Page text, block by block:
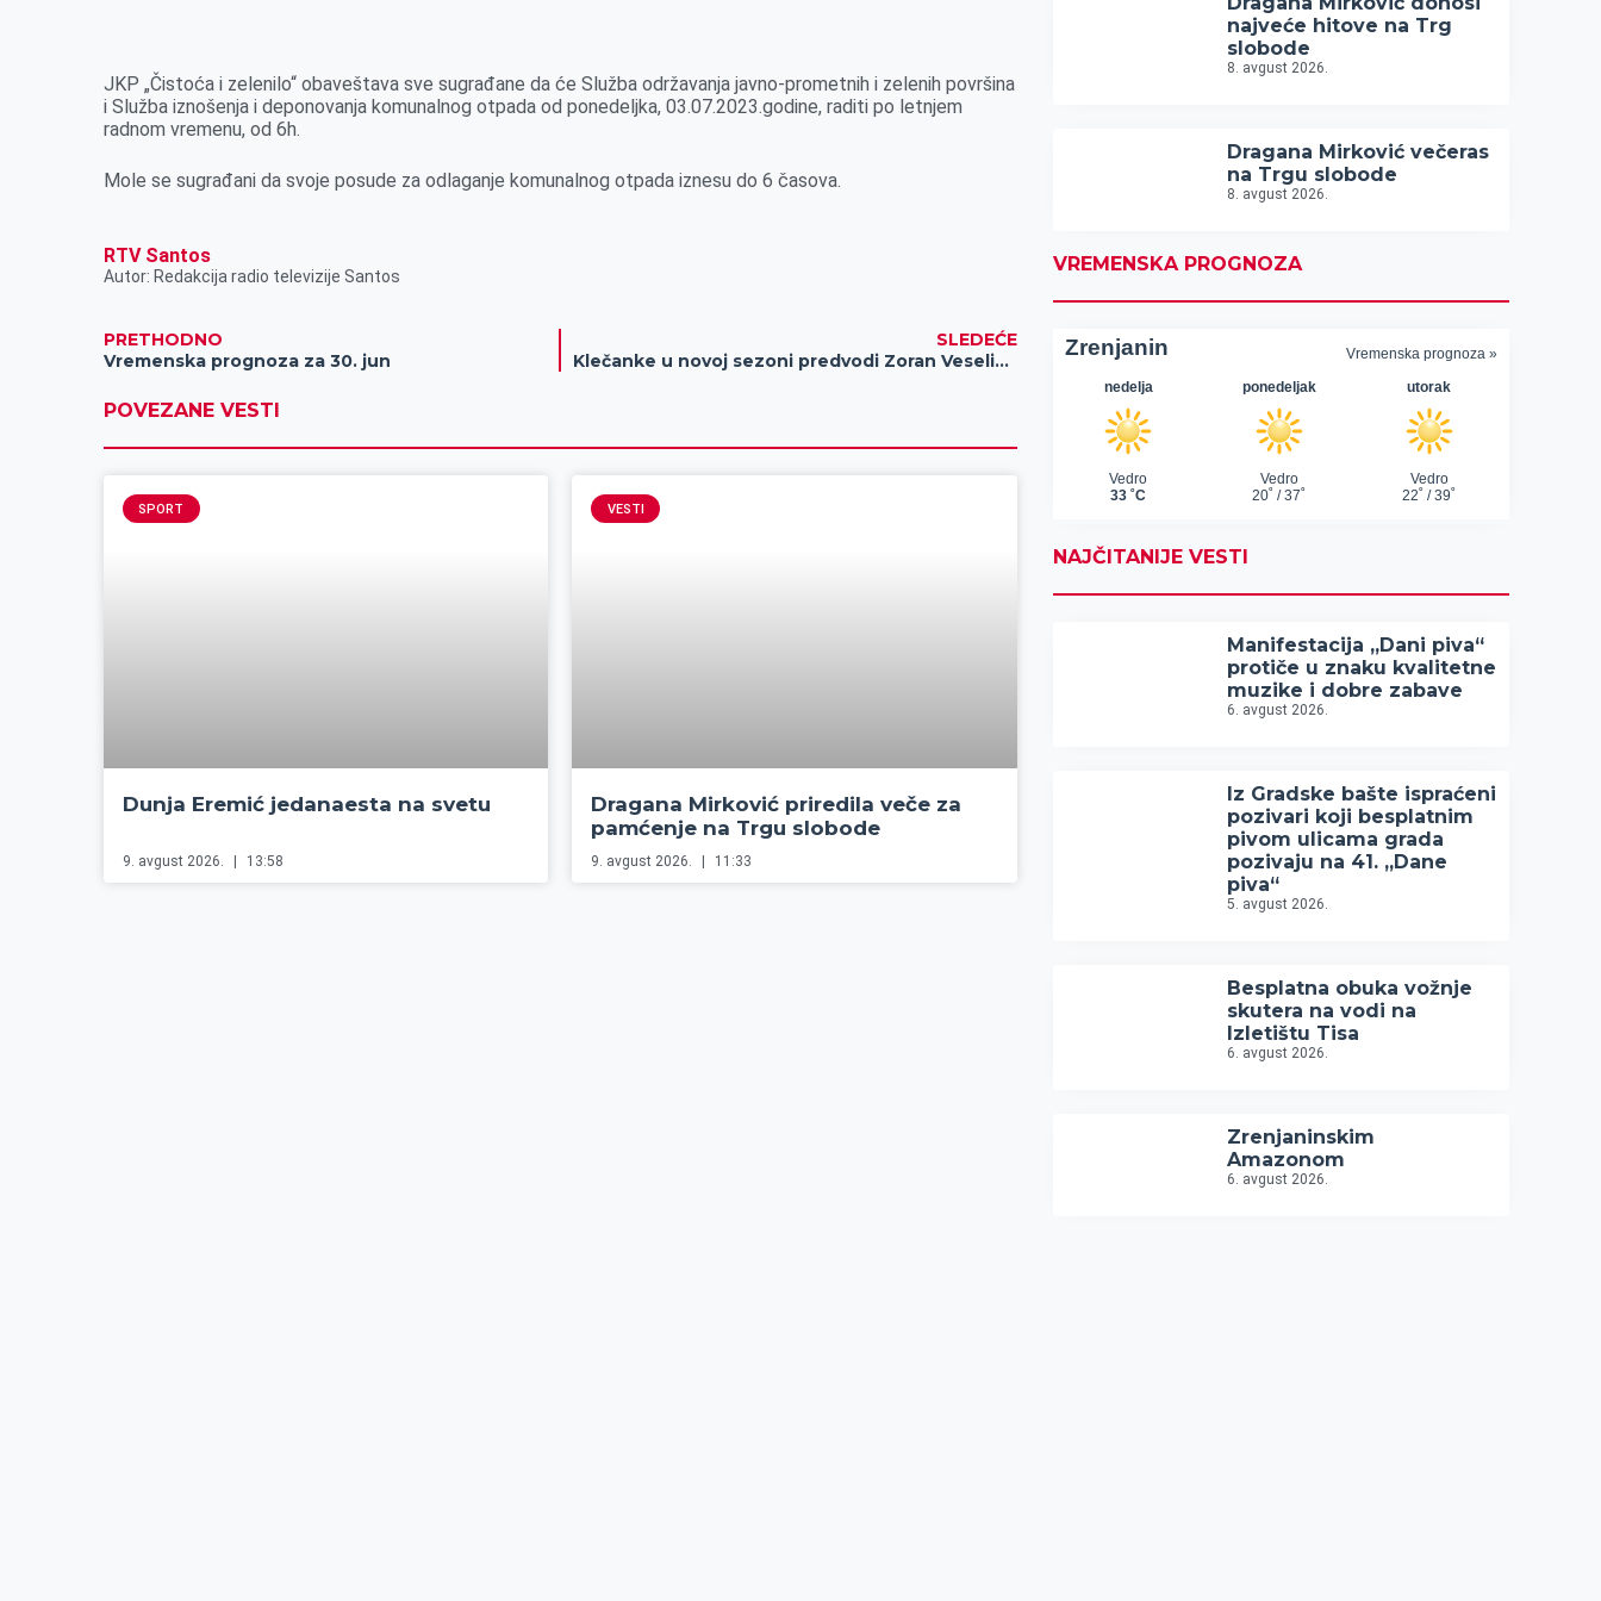
r
n
A
p
p
i
l
JKP „Čistoća i zelenilo“ obaveštava sve sugrađane da će Služba održavanja javno-prometnih i zelenih površina
i Služba iznošenja i deponovanja komunalnog otpada od ponedeljka, 03.07.2023.godine, raditi po letnjem
radnom vremenu, od 6h.
Mole se sugrađani da svoje posude za odlaganje komunalnog otpada iznesu do 6 časova.
RTV Santos
Autor: Redakcija radio televizije Santos
PRETHODNO
Vremenska prognoza za 30. jun
SLEDEĆE
Klečanke u novoj sezoni predvodi Zoran Veselinov
POVEZANE VESTI
SPORT
Dunja Eremić jedanaesta na svetu
9. avgust 2026. 13:58
VESTI
Dragana Mirković priredila veče za
pamćenje na Trgu slobode
9. avgust 2026. 11:33
najveće hitove na Trg
slobode
8. avgust 2026.
Dragana Mirković večeras
na Trgu slobode
8. avgust 2026.
VREMENSKA PROGNOZA
NAJČITANIJE VESTI
Manifestacija „Dani piva“
protiče u znaku kvalitetne
muzike i dobre zabave
6. avgust 2026.
Iz Gradske bašte ispraćeni
pozivari koji besplatnim
pivom ulicama grada
pozivaju na 41. „Dane
piva“
5. avgust 2026.
Besplatna obuka vožnje
skutera na vodi na
Izletištu Tisa
6. avgust 2026.
Zrenjaninskim
Amazonom
6. avgust 2026.